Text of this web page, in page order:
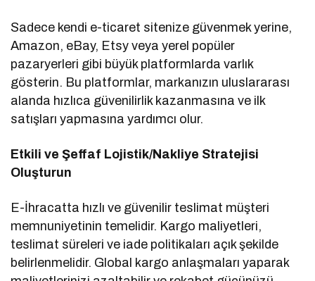
Sadece kendi e-ticaret sitenize güvenmek yerine,
Amazon, eBay, Etsy veya yerel popüler
pazaryerleri gibi büyük platformlarda varlık
gösterin. Bu platformlar, markanızın uluslararası
alanda hızlıca güvenilirlik kazanmasına ve ilk
satışları yapmasına yardımcı olur.
Etkili ve Şeffaf Lojistik/Nakliye Stratejisi
Oluşturun
E-İhracatta hızlı ve güvenilir teslimat müşteri
memnuniyetinin temelidir. Kargo maliyetleri,
teslimat süreleri ve iade politikaları açık şekilde
belirlenmelidir. Global kargo anlaşmaları yaparak